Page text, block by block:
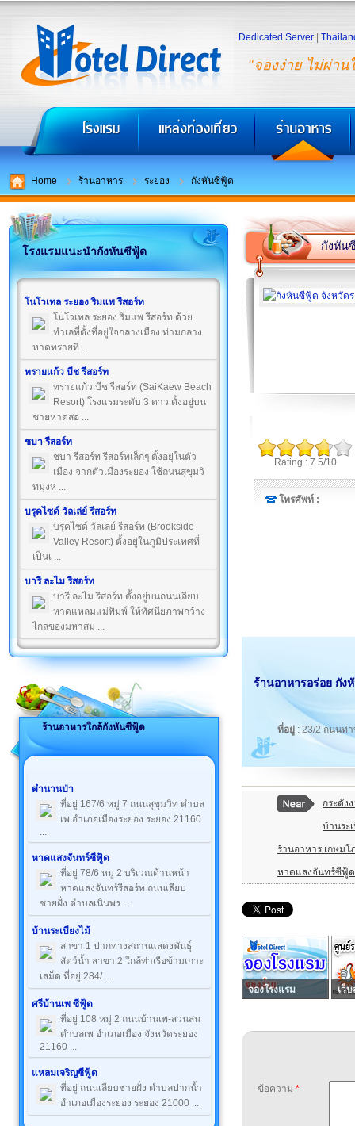
"จองง่าย ไม่ผ่าน
Dedicated Server
Home ร้านอาหาร ระยอง กังหันซีฟู้ด
โรงแรมแนะนำกังหันซีฟู้ด
โนโวเทล ระยอง ริมแพ รีสอร์ท
โนโวเทล ระยอง ริมแพ รีสอร์ท ด้วย
ทำเลที่ตั้งที่อยู่ใจกลางเมือง ท่ามกลาง
หาดทรายที่ ...
ทรายแก้ว บีช รีสอร์ท
ทรายแก้ว บีช รีสอร์ท (SaiKaew Beach
Resort) โรงแรมระดับ 3 ดาว ตั้งอยู่บน
ชายหาดสอ ...
ชบา รีสอร์ท
ชบา รีสอร์ท รีสอร์ทเล็กๆ ตั้งอยุ่ในตัว
เมือง จากตัวเมืองระยอง ใช้ถนนสุขุมวิ
ทมุ่งห ...
บรุคไซด์ วัลเล่ย์ รีสอร์ท
บรุคไซด์ วัลเล่ย์ รีสอร์ท (Brookside
Valley Resort) ตั้งอยู่ในภูมิประเทศที่
เป็นเ ...
บารี ละไม รีสอร์ท
บารี ละไม รีสอร์ท ตั้งอยู่บนถนนเลียบ
หาดแหลมแม่พิมพ์ ให้ทัศนียภาพกว้าง
ไกลของมหาสม ...
ร้านอาหารใกล้กังหันซีฟู้ด
ตำนานป่า
ที่อยู่ 167/6 หมู่ 7 ถนนสุขุมวิท ตำบล
เพ อำเภอเมืองระยอง ระยอง 21160
...
หาดแสงจันทร์ซีฟู้ด
ที่อยู่ 78/6 หมู่ 2 บริเวณด้านหน้า
หาดแสงจันทร์รีสอร์ท ถนนเลียบ
ชายฝั่ง ตำบลเนินพร ...
บ้านระเบียงไม้
สาขา 1 ปากทางสถานแสดงพันธุ์
สัตว์น้ำ สาขา 2 ใกล้ท่าเรือข้ามเกาะ
เสม็ด ที่อยู่ 284/ ...
ศรีบ้านเพ ซีฟู้ด
ที่อยู่ 108 หมู่ 2 ถนนบ้านเพ-สวนสน
ตำบลเพ อำเภอเมือง จังหวัดระยอง
21160 ...
แหลมเจริญซีฟู้ด
ที่อยู่ ถนนเลียบชายฝั่ง ตำบลปากน้ำ
อำเภอเมืองระยอง ระยอง 21000 ...
กังหัน
Rating : 7.5/10
โทรศัพท์ :
ร้านอาหารอร่อย กัง
ที่อยู่ : 23/2 ถนนท่
กระดัง
บ้านระ
ร้านอาหาร เกษมโ
หาดแสงจันทร์ซีฟู้ด
จองโรงแรม เว็บ
ข้อความ *